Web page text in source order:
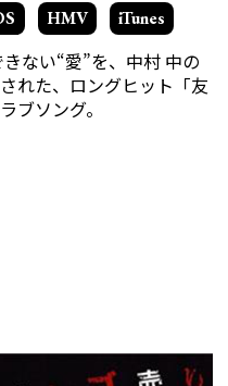
HMV iTunes
ない“愛”を、中村 中の
れた、ロングヒット「友
ブソング。